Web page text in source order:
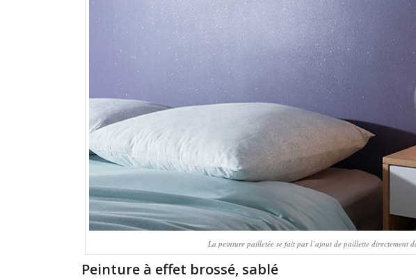
La peinture pailletée se fait par l’ajout de paillette directement
Peinture à effet brossé, sablé